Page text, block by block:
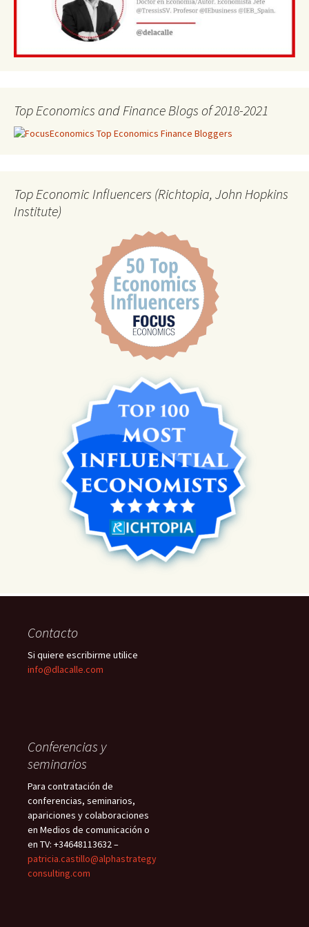
Top Economics and Finance Blogs of 2018-2021
Top Economic Influencers (Richtopia, John Hopkins
Institute)
Contacto
Si quiere escribirme utilice
info@dlacalle.com
Conferencias y
seminarios
Para contratación de
conferencias, seminarios,
apariciones y colaboraciones
en Medios de comunicación o
en TV: +34648113632 –
patricia.castillo@alphastrategy
consulting.com